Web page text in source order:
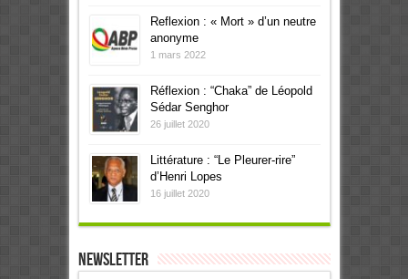
Reflexion : « Mort » d’un neutre
anonyme
1 mars 2022
Réflexion : “Chaka” de Léopold
Sédar Senghor
26 juillet 2020
Littérature : “Le Pleurer-rire”
d’Henri Lopes
16 juillet 2020
Newsletter